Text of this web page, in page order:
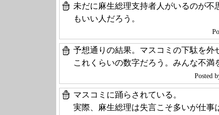
未だに麻生総理支持者人がいるのが不
もいい人だろう。
予想通りの結果。マスコミの下駄を外
これくらいの数字だろう。みんな不満
Posted
マスコミに踊らされている。
実際、麻生総理は失言こそ多いが仕事